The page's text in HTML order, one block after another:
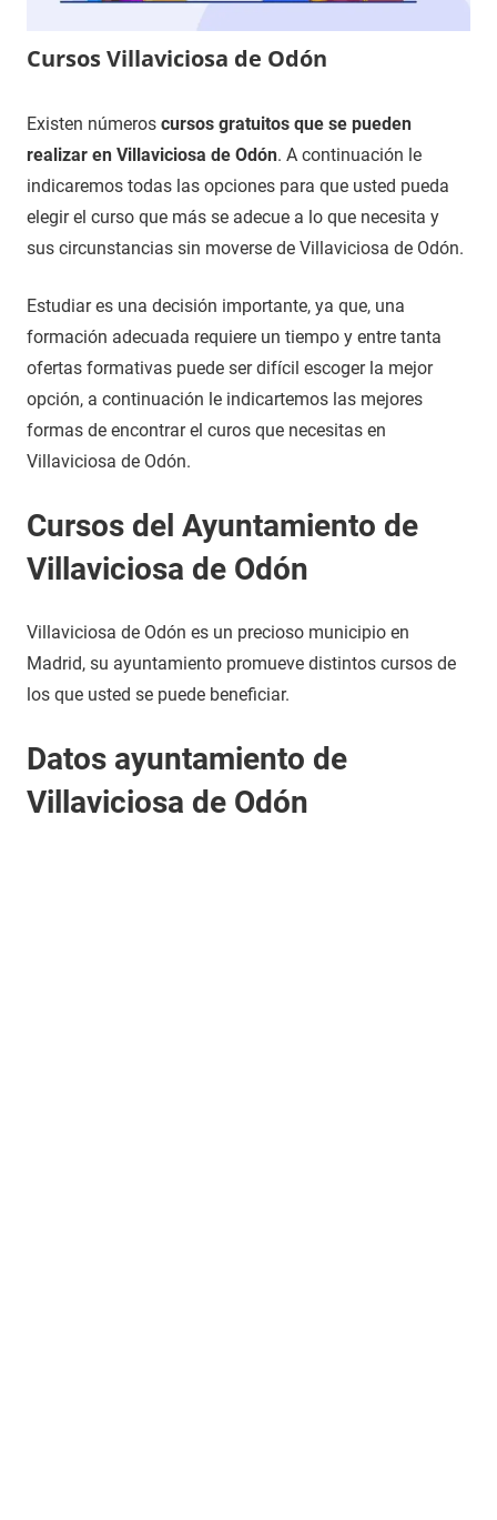
Cursos Villaviciosa de Odón
12
de
noviembre
2020
Maria
Cursos
en
Madrid
Existen números cursos gratuitos que se pueden
realizar en Villaviciosa de Odón. A continuación le
indicaremos todas las opciones para que usted pueda
elegir el curso que más se adecue a lo que necesita y
sus circunstancias sin moverse de Villaviciosa de Odón.
Estudiar es una decisión importante, ya que, una
formación adecuada requiere un tiempo y entre tanta
ofertas formativas puede ser difícil escoger la mejor
opción, a continuación le indicartemos las mejores
formas de encontrar el curos que necesitas en
Villaviciosa de Odón.
Cursos del Ayuntamiento de
Villaviciosa de Odón
Villaviciosa de Odón es un precioso municipio en
Madrid, su ayuntamiento promueve distintos cursos de
los que usted se puede beneficiar.
Datos ayuntamiento de
Villaviciosa de Odón